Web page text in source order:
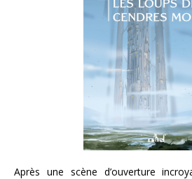
Après une scène d’ouverture